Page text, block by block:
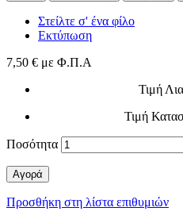
Στείλτε σ' ένα φίλο
Εκτύπωση
7,50 € με Φ.Π.Α
Τιμή
Τιμή
Ποσότητα
Αγορά
Προσθήκη στη λίστα επιθυμιών